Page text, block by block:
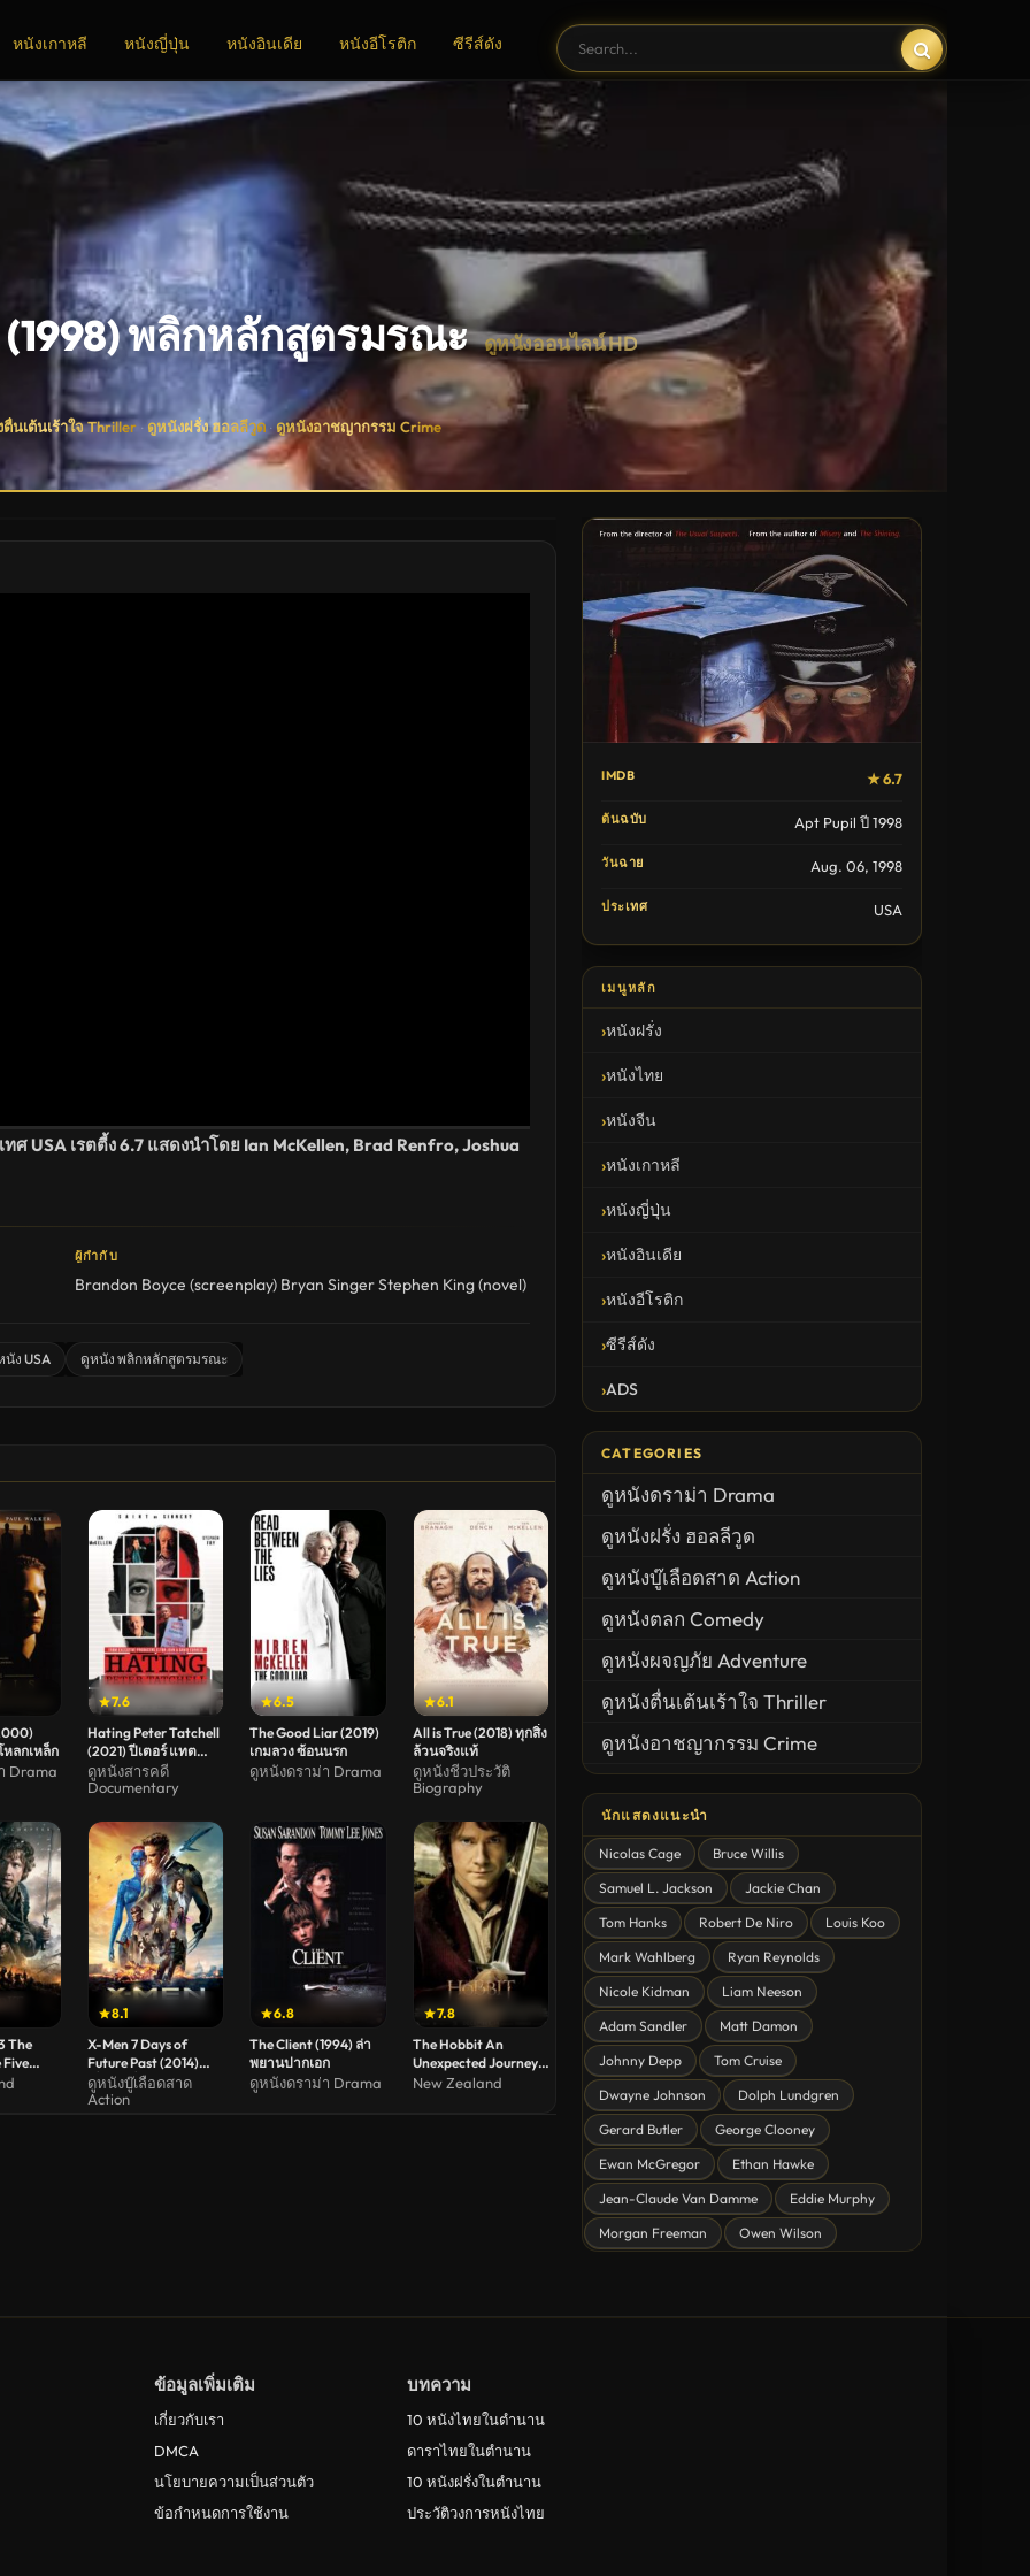
หนังเกาหลี หนังญี่ปุ่น หนังอินเดีย หนังอีโรติก ซีรีส์ดัง
พลิกหลักสูตรมรณะ ดูหนังออนไลน์ HD
นเต้นเร้าใจ Thriller · ดูหนังฝรั่ง ฮอลลีวูด · ดูหนังอาชญากรรม Crime
USA เรตตี้ง 6.7 แสดงนำโดย Ian McKellen, Brad Renfro, Joshua
ผู้กำกับ
Brandon Boyce (screenplay) Bryan SingerStephen King (novel)
นัง USA ดูหนัง พลิกหลักสูตรมรณะ
หลกเหล็ก
Drama
7.6
Hating Peter Tatchell
(2021) ปีเตอร์ แทต
เชลล์ เป้าความเกลียด
ชัง
ดูหนังสารคดี
Documentary
6.5
The Good Liar (2019)
เกมลวง ซ้อนนรก
ดูหนังดราม่า Drama
6.1
All is True (2018) ทุกสิ่ง
ล้วนจริงแท้
ดูหนังชีวประวัติ
Biography
The
เดอะ ฮ
8.1
X-Men 7 Days of
Future Past (2014)
เอ็กซ์-เม็น สงครามวัน
พิฆาตกู้อนาคต
ดูหนังบู๊เลือดสาด
Action
6.8
The Client (1994) ล่า
พยานปากเอก
ดูหนังดราม่า Drama
7.8
The Hobbit An
Unexpected Journey
(2012) เดอะ ฮอบบิท
New Zealand
IMDB ★ 6.7
ต้นฉบับ Apt Pupil ปี 1998
วันฉาย Aug. 06, 1998
ประเทศ USA
เมนูหลัก
หนังฝรั่ง
หนังไทย
หนังจีน
หนังเกาหลี
หนังญี่ปุ่น
หนังอินเดีย
หนังอีโรติก
ซีรีส์ดัง
ADS
CATEGORIES
ดูหนังดราม่า Drama
ดูหนังฝรั่ง ฮอลลีวูด
ดูหนังบู๊เลือดสาด Action
ดูหนังตลก Comedy
ดูหนังผจญภัย Adventure
ดูหนังตื่นเต้นเร้าใจ Thriller
ดูหนังอาชญากรรม Crime
ดูหนังสยองขวัญ Horror
ดูหนังโรแมนติก Romance
หนังชีวิต
ดูหนังแฟนตาซี Fantasy
ดูหนังลึกลับ Mystery
ดูหนังอนิเมชั่น Animation
ดูหนังไซไฟ Sci-Fi
ดูหนังครอบครัว Family
ดูหนังฝรั่งอังกฤษ UK
ดูหนังญี่ปุ่น Japan
ดูหนังไทย Thailand
นักแสดงแนะนำ
Nicolas Cage
Bruce Willis
Samuel L. Jackson
Jackie Chan
Tom Hanks
Robert De Niro
Louis Koo
Mark Wahlberg
Ryan Reynolds
Nicole Kidman
Liam Neeson
Adam Sandler
Matt Damon
Johnny Depp
Tom Cruise
Dwayne Johnson
Dolph Lundgren
Gerard Butler
George Clooney
Ewan McGregor
Ethan Hawke
Jean-Claude Van Damme
Eddie Murphy
Morgan Freeman
Owen Wilson
ข้อมูลเพิ่มเติม
เกี่ยวกับเรา
DMCA
นโยบายความเป็นส่วนตัว
ข้อกำหนดการใช้งาน
บทความ
10 หนังไทยในตำนาน
ดาราไทยในตำนาน
10 หนังฝรั่งในตำนาน
ประวัติวงการหนังไทย